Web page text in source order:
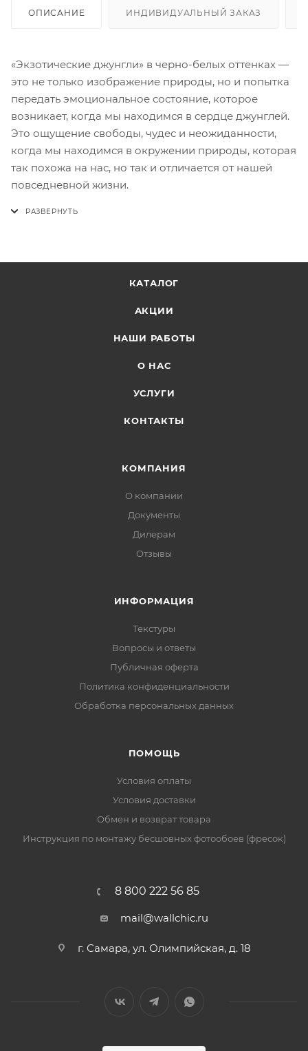
ОПИСАНИЕ ИНДИВИДУАЛЬНЫЙ ЗАКАЗ
«Экзотические джунгли» в черно-белых оттенках —
это не только изображение природы, но и попытка
передать эмоциональное состояние, которое
возникает, когда мы находимся в сердце джунглей.
Это ощущение свободы, чудес и неожиданности,
когда мы находимся в окружении природы, которая
так похожа на нас, но так и отличается от нашей
повседневной жизни.
КАТАЛОГ
АКЦИИ
НАШИ РАБОТЫ
О НАС
УСЛУГИ
КОНТАКТЫ
КОМПАНИЯ
О компании
Документы
Дилерам
Отзывы
ИНФОРМАЦИЯ
Текстуры
Вопросы и ответы
Публичная оферта
Политика конфиденциальности
Обработка персональных данных
ПОМОЩЬ
Условия оплаты
Условия доставки
Обмен и возврат товара
Инструкция по монтажу бесшовных фотообоев (фресок)
8 800 222 56 85
mail@wallchic.ru
г. Самара, ул. Олимпийская, д. 18